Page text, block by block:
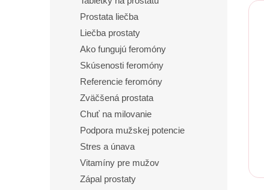
Prostata liečba
Liečba prostaty
Ako fungujú feromóny
Skúsenosti feromóny
Referencie feromóny
Zväčšená prostata
Chuť na milovanie
Podpora mužskej potencie
Stres a únava
Vitamíny pre mužov
Zápal prostaty